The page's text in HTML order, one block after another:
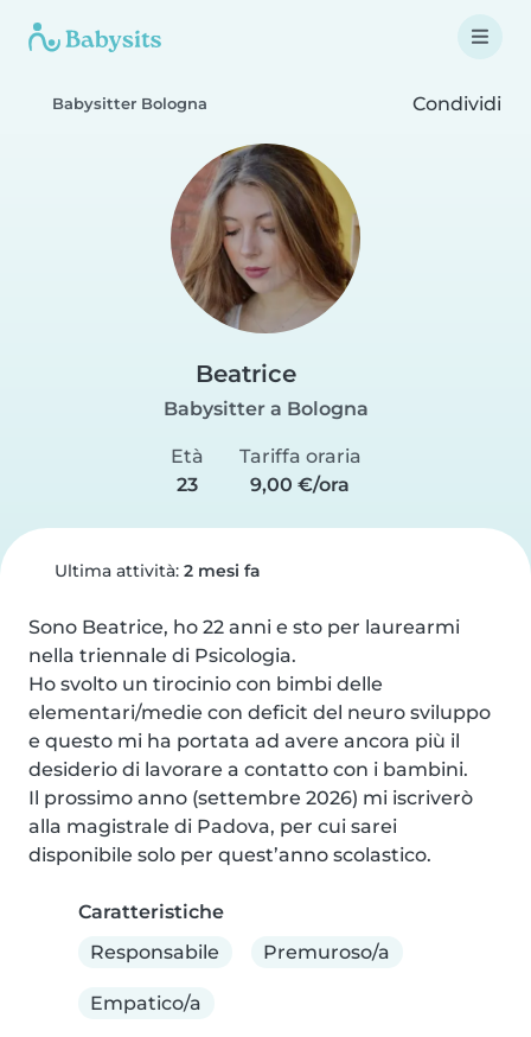
Babysitter Bologna Condividi
Beatrice
Babysitter a Bologna
Età
23
Tariffa oraria
9,00 €/ora
Ultima attività: 2 mesi fa
Sono Beatrice, ho 22 anni e sto per laurearmi
nella triennale di Psicologia.
Ho svolto un tirocinio con bimbi delle
elementari/medie con deficit del neuro sviluppo
e questo mi ha portata ad avere ancora più il
desiderio di lavorare a contatto con i bambini.
Il prossimo anno (settembre 2026) mi iscriverò
alla magistrale di Padova, per cui sarei
disponibile solo per quest’anno scolastico.
Caratteristiche
Responsabile
Premuroso/a
Empatico/a